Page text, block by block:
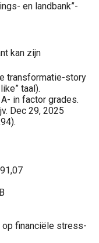
en landbank”-
kan zijn
transformatie-story
taal).
in factor grades.
Dec 29, 2025
op financiële stress-